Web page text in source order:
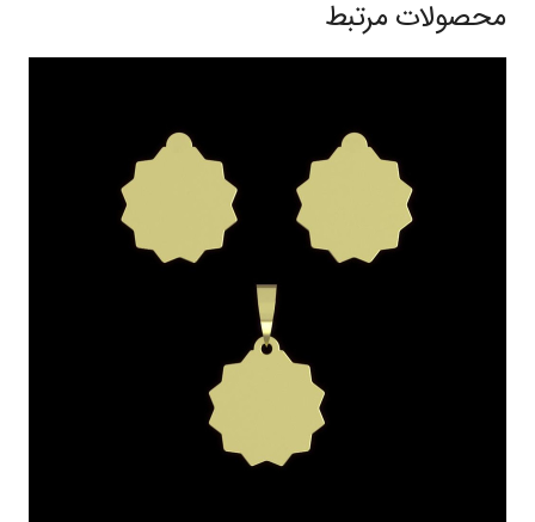
محصولات مرتبط